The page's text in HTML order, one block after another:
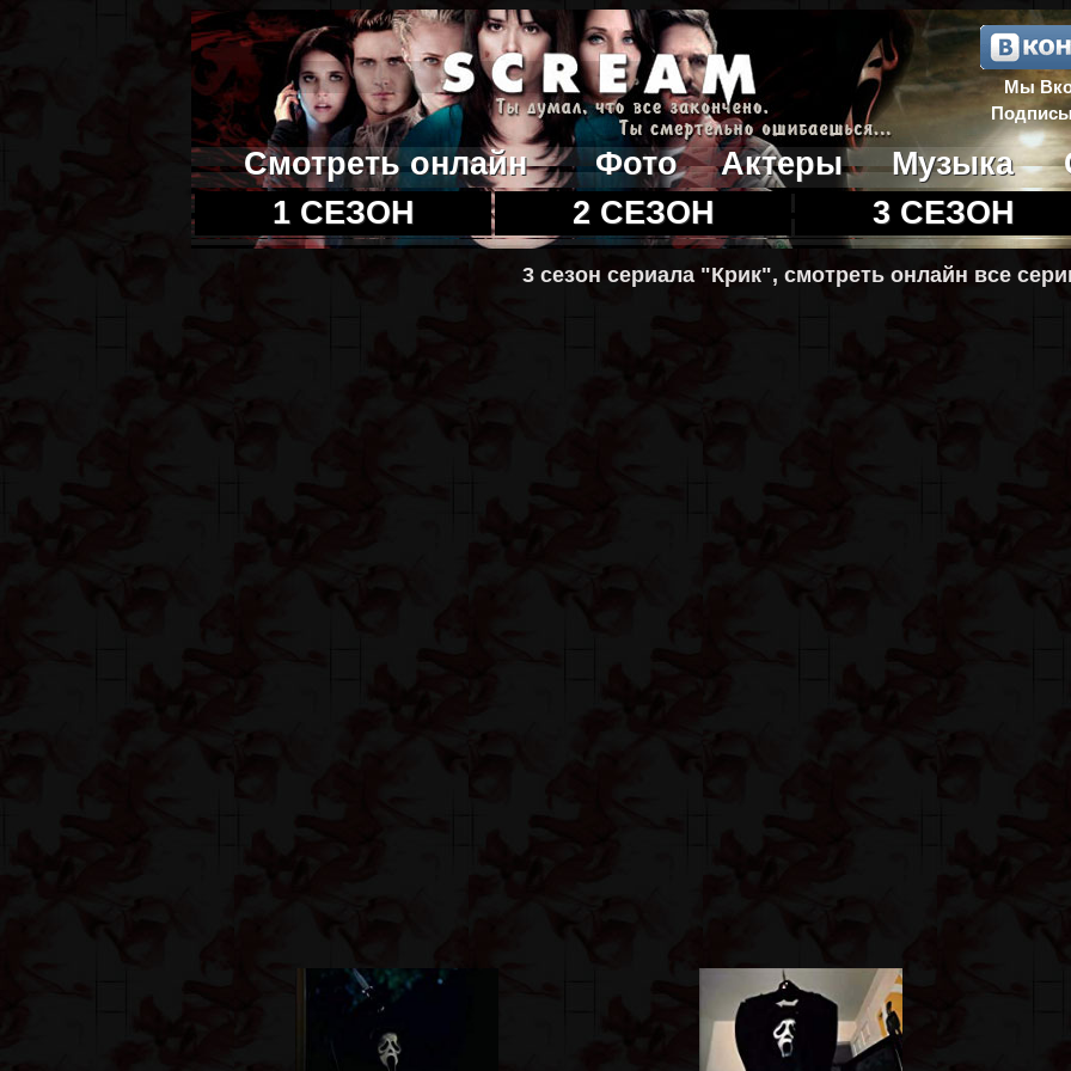
Мы
Смотреть онлайн Фото Актеры Музыка
1 СЕЗОН
2 СЕЗОН 3 СЕЗОН
3 сезон сериала "Крик", смотреть онлайн все